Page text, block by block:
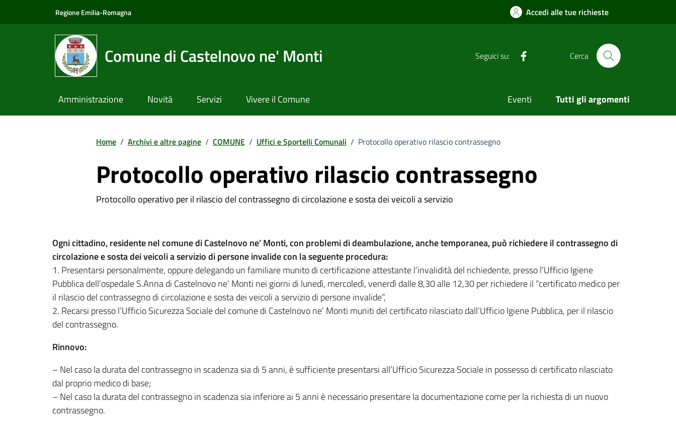
Regione Emilia-Romagna Accedi alle tue richieste
Comune di Castelnovo ne' Monti Seguici su: Cerca
Amministrazione Novità Servizi Vivere il Comune Eventi Tutti gli argomenti
Home / Archivi e altre pagine / COMUNE / Uffici e Sportelli Comunali / Protocollo operativo rilascio contrassegno
Protocollo operativo rilascio contrassegno
Protocollo operativo per il rilascio del contrassegno di circolazione e sosta dei veicoli a servizio
Ogni cittadino, residente nel comune di Castelnovo ne’ Monti, con problemi di deambulazione, anche temporanea, può richiedere il contrassegno di
circolazione e sosta dei veicoli a servizio di persone invalide con la seguente procedura:
1. Presentarsi personalmente, oppure delegando un familiare munito di certificazione attestante l’invalidità del richiedente, presso l’Ufficio Igiene
Pubblica dell’ospedale S.Anna di Castelnovo ne’ Monti nei giorni di lunedì, mercoledì, venerdì dalle 8,30 alle 12,30 per richiedere il “certificato medico per
il rilascio del contrassegno di circolazione e sosta dei veicoli a servizio di persone invalide”,
2. Recarsi presso l’Ufficio Sicurezza Sociale del comune di Castelnovo ne’ Monti muniti del certificato rilasciato dall’Ufficio Igiene Pubblica, per il rilascio
del contrassegno.
Rinnovo:
– Nel caso la durata del contrassegno in scadenza sia di 5 anni, è sufficiente presentarsi all’Ufficio Sicurezza Sociale in possesso di certificato rilasciato
dal proprio medico di base;
– Nel caso la durata del contrassegno in scadenza sia inferiore ai 5 anni è necessario presentare la documentazione come per la richiesta di un nuovo
contrassegno.